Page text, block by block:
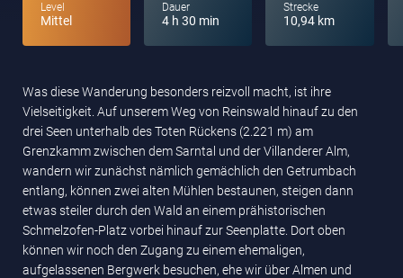
Level
Mittel
Dauer
4 h 30 min
Strecke
10,94 km
Was diese Wanderung besonders reizvoll macht, ist ihre
Vielseitigkeit. Auf unserem Weg von Reinswald hinauf zu den
drei Seen unterhalb des Toten Rückens (2.221 m) am
Grenzkamm zwischen dem Sarntal und der Villanderer Alm,
wandern wir zunächst nämlich gemächlich den Getrumbach
entlang, können zwei alten Mühlen bestaunen, steigen dann
etwas steiler durch den Wald an einem prähistorischen
Schmelzofen-Platz vorbei hinauf zur Seenplatte. Dort oben
können wir noch den Zugang zu einem ehemaligen,
aufgelassenen Bergwerk besuchen, ehe wir über Almen und